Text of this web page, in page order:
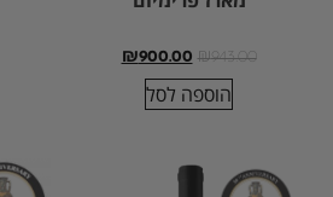
₪943.00
₪900.00
הוספה לסל